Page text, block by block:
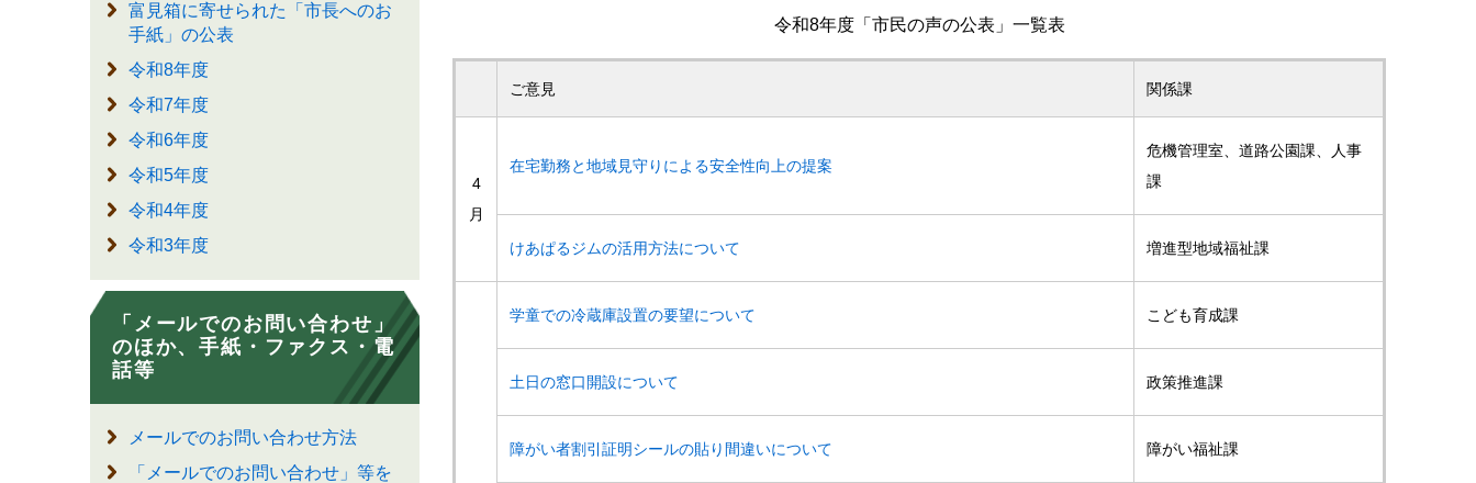
富見箱に寄せられた「市長へのお
手紙」の公表
令和8年度
令和7年度
令和6年度
令和5年度
令和4年度
令和3年度
「メールでのお問い合わせ」
のほか、手紙・ファクス・電
話等
メールでのお問い合わせ方法
「メールでのお問い合わせ」等を
令和8年度「市民の声の公表」一覧表
ご意見 関係課
4
月
在宅勤務と地域見守りによる安全性向上の提案
危機管理室、道路公園課、人事
課
けあぱるジムの活用方法について 増進型地域福祉課
学童での冷蔵庫設置の要望について こども育成課
土日の窓口開設について 政策推進課
障がい者割引証明シールの貼り間違いについて​ 障がい福祉課